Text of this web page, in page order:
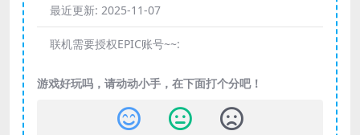
最近更新: 2025-11-07
联机需要授权EPIC账号~~:
游戏好玩吗，请动动小手，在下面打个分吧！